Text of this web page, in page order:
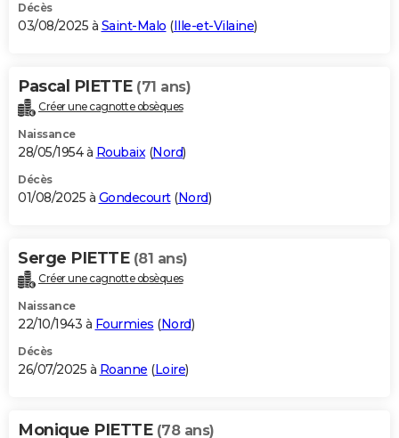
Décès
03/08/2025 à Saint-Malo (Ille-et-Vilaine)
Pascal PIETTE (71 ans)
Créer une cagnotte obsèques
Naissance
28/05/1954 à Roubaix(Nord)
Décès
01/08/2025 à Gondecourt(Nord)
Serge PIETTE (81 ans)
Créer une cagnotte obsèques
Naissance
22/10/1943 à Fourmies (Nord)
Décès
26/07/2025 à Roanne (Loire)
Monique PIETTE (78 ans)